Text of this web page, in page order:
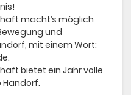
macht’s möglich
und
mit einem Wort:
bietet ein Jahr volle